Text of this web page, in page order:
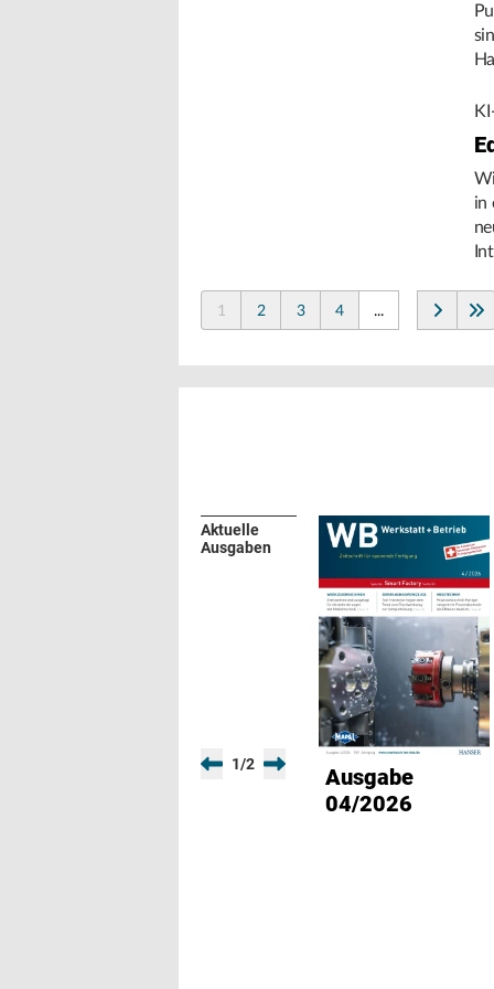
in
1 2 3 4 ...
Aktuelle
Ausgaben
1/2
Ausgabe
04/2026